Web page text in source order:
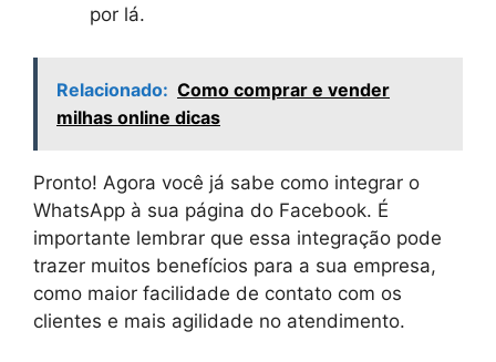
por lá.
Relacionado: Como comprar e vender
milhas online dicas
Pronto! Agora você já sabe como integrar o
WhatsApp à sua página do Facebook. É
importante lembrar que essa integração pode
trazer muitos benefícios para a sua empresa,
como maior facilidade de contato com os
clientes e mais agilidade no atendimento.